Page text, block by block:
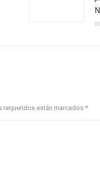
requeridos están marcados *